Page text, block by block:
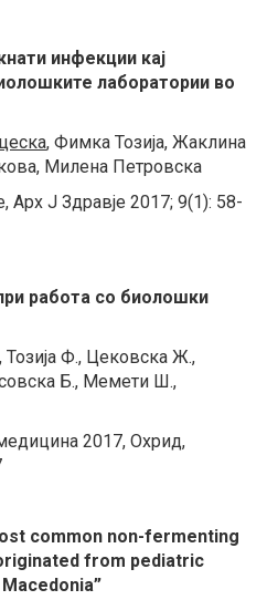
инфекции кај
лаборатории во
, Фимка Тозија, Жаклина
Милена Петровска
Арх Ј Здравје 2017; 9(1): 58-
работа со биолошки
Тозија Ф., Цековска Ж.,
Б., Мемети Ш.,
2017, Охрид,
common non-fermenting
from pediatric